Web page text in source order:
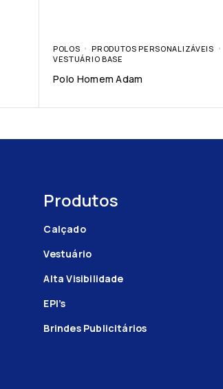
POLOS
PRODUTOS PERSONALIZÁVEIS
VESTUÁRIO BASE
Polo Homem Adam
Produtos
Calçado
Vestuário
Alta Visibilidade
EPI’s
Brindes Publicitários